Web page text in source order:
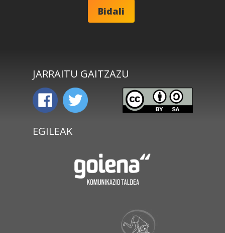
JARRAITU GAITZAZU
EGILEAK